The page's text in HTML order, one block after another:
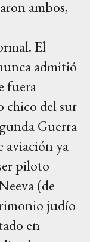
ambos,
El
admitió
fuera
chico del sur
Guerra
aviación ya
piloto
(de
judío
en